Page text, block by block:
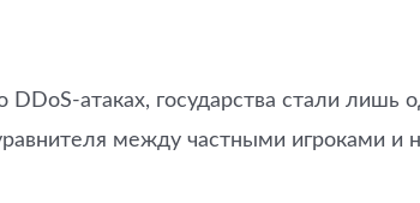
атаках, государства стали
между частными игроками и